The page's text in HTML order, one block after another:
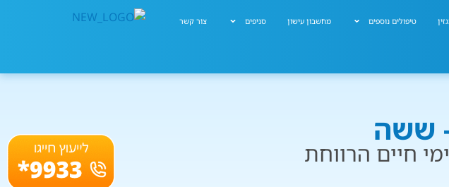
טיפולים נוספים מחשבון עישון סניפים צור קשר
ששה
חיים הרווחת